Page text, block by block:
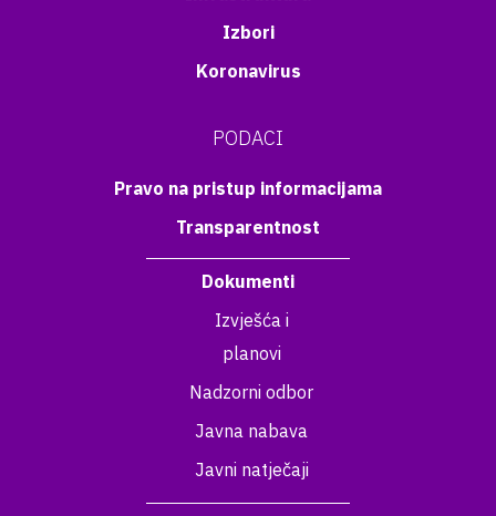
Izbori
Koronavirus
PODACI
Pravo na pristup informacijama
Transparentnost
Dokumenti
Izvješća i
planovi
Nadzorni odbor
Javna nabava
Javni natječaji